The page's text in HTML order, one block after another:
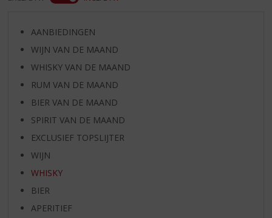
AANBIEDINGEN
WIJN VAN DE MAAND
WHISKY VAN DE MAAND
RUM VAN DE MAAND
BIER VAN DE MAAND
SPIRIT VAN DE MAAND
EXCLUSIEF TOPSLIJTER
WIJN
WHISKY
BIER
APERITIEF